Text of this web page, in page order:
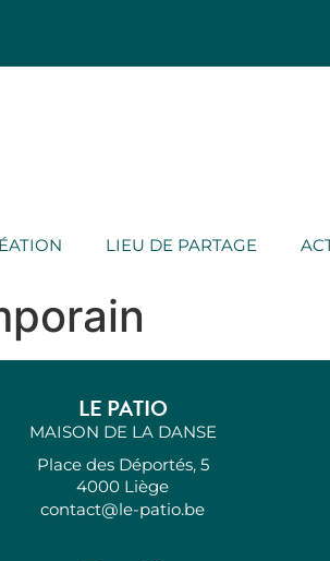
LIEU DE PARTAGE
LE PATIO
MAISON DE LA DANSE
Place des Déportés, 5
4000 Liège
contact@le-patio.be